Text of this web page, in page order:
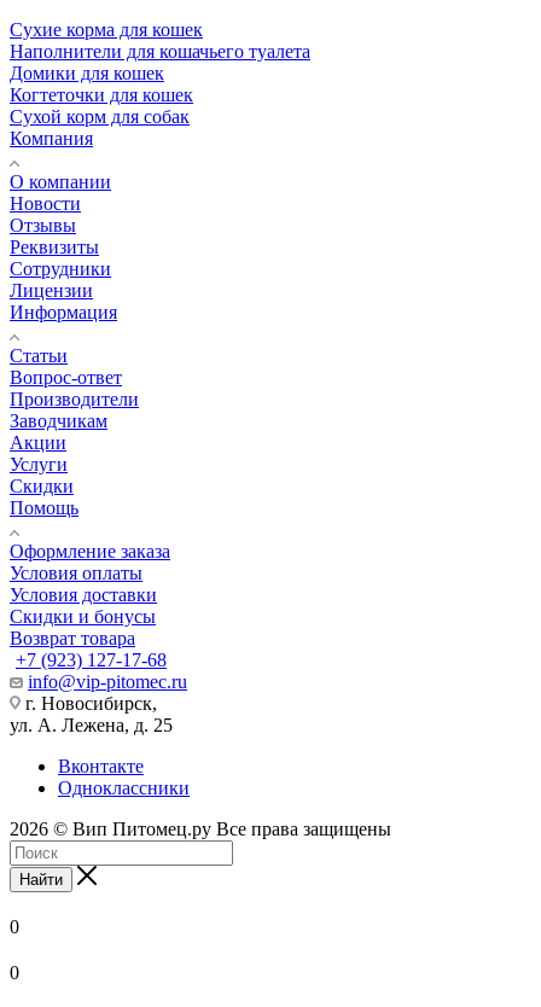
Сухие корма для кошек
Наполнители для кошачьего туалета
Домики для кошек
Когтеточки для кошек
Сухой корм для собак
Компания
О компании
Новости
Отзывы
Реквизиты
Сотрудники
Лицензии
Информация
Статьи
Вопрос-ответ
Производители
Заводчикам
Акции
Услуги
Скидки
Помощь
Оформление заказа
Условия оплаты
Условия доставки
Скидки и бонусы
Возврат товара
+7 (923) 127-17-68
info@vip-pitomec.ru
г. Новосибирск,
ул. А. Лежена, д. 25
Вконтакте
Одноклассники
2026 © Вип Питомец.ру Все права защищены
Найти
0
0